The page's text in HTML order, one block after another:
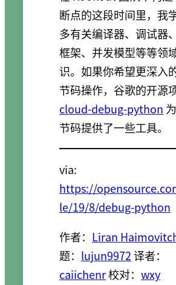
断点的这段时间里，我
多有关编译器、调试器
框架、并发模型等等领
识。如果你希望更深入
节码操作，谷歌的开源
cloud-debug-python
节码提供了一些工具。
via:
https://
le/19/8/debug-python
作者： Liran
题： lujun9972译者：
caiichenr校对： wxy